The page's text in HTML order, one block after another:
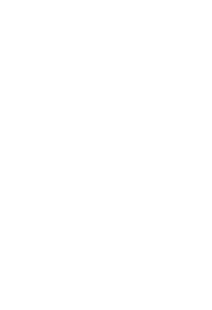
компании